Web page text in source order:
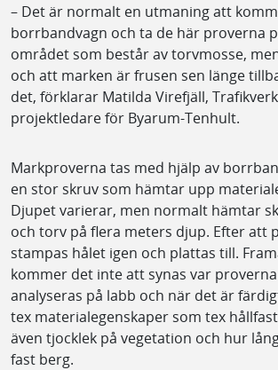
– Det är normalt en utmaning att
borrbandvagn och ta de här proverna
området som består av torvmosse,
och att marken är frusen sen länge
det, förklarar Matilda Virefjäll,
projektledare för Byarum-Tenhult.
Markproverna tas med hjälp av
en stor skruv som hämtar upp
Djupet varierar, men normalt hämtar
och torv på flera meters djup. Efter att
stampas hålet igen och plattas till.
kommer det inte att synas var
analyseras på labb och när det är
tex materialegenskaper som tex
även tjocklek på vegetation och hur
fast berg.